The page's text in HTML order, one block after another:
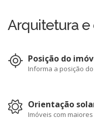
Arquitetura e
Posição do
Informa a posição
Orientação
Imóveis com